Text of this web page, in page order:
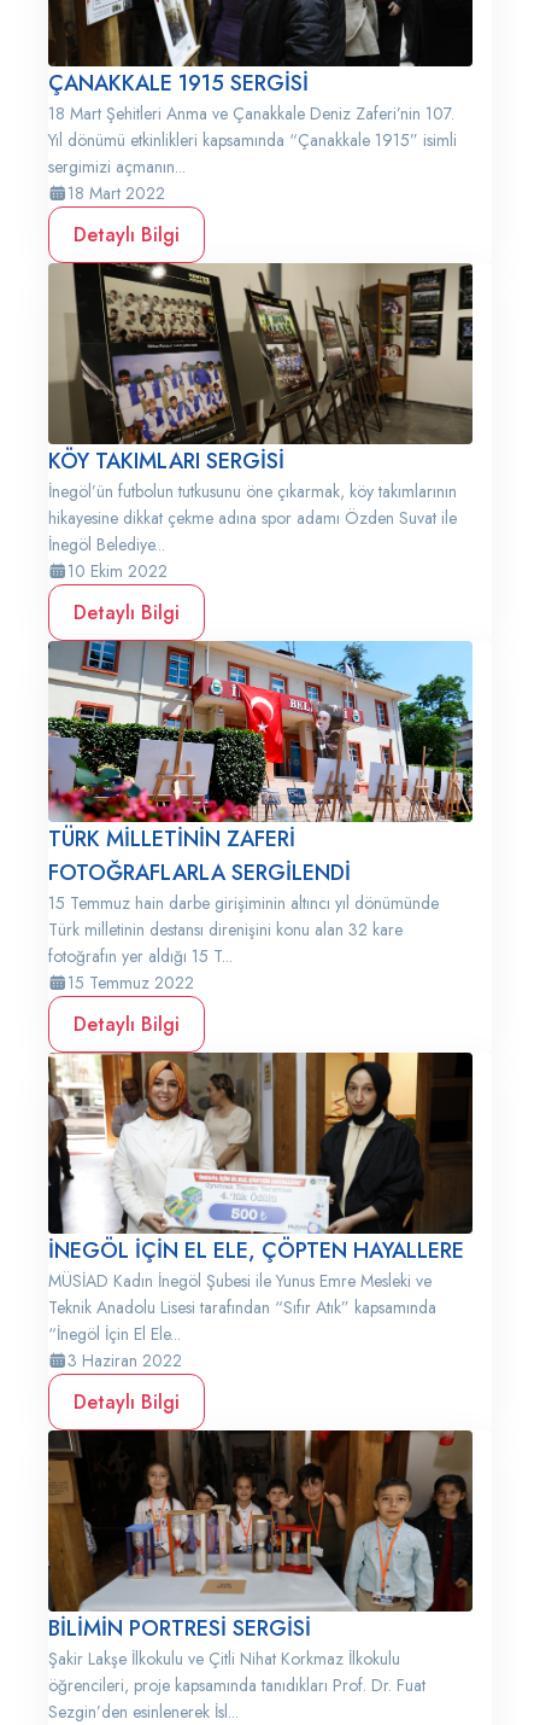
ÇANAKKALE 1915 SERGİSİ
18 Mart Şehitleri Anma ve Çanakkale Deniz Zaferi’nin 107.
Yıl dönümü etkinlikleri kapsamında “Çanakkale 1915” isimli
sergimizi açmanın...
18 Mart 2022
Detaylı Bilgi
KÖY TAKIMLARI SERGİSİ
İnegöl’ün futbolun tutkusunu öne çıkarmak, köy takımlarının
hikayesine dikkat çekme adına spor adamı Özden Suvat ile
İnegöl Belediye...
10 Ekim 2022
Detaylı Bilgi
TÜRK MİLLETİNİN ZAFERİ
FOTOĞRAFLARLA SERGİLENDİ
15 Temmuz hain darbe girişiminin altıncı yıl dönümünde
Türk milletinin destansı direnişini konu alan 32 kare
fotoğrafın yer aldığı 15 T...
15 Temmuz 2022
Detaylı Bilgi
İNEGÖL İÇİN EL ELE, ÇÖPTEN HAYALLERE
MÜSİAD Kadın İnegöl Şubesi ile Yunus Emre Mesleki ve
Teknik Anadolu Lisesi tarafından “Sıfır Atık” kapsamında
“İnegöl İçin El Ele...
3 Haziran 2022
Detaylı Bilgi
BİLİMİN PORTRESİ SERGİSİ
Şakir Lakşe İlkokulu ve Çitli Nihat Korkmaz İlkokulu
öğrencileri, proje kapsamında tanıdıkları Prof. Dr. Fuat
Sezgin’den esinlenerek İsl...